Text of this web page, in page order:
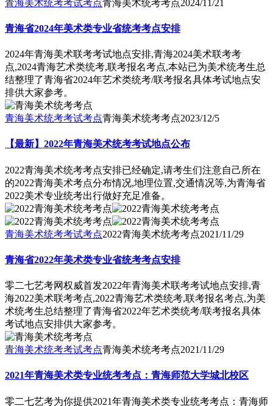
青海美术统考考试考点青海美术统考考点2024/11/21
青海省2024年美术类专业省统考考点安排
2024年青海美术联考考试地点安排,青海2024美术联考考
点,2024青海艺术类统考,联考报名考点,本站已为美术统考生总
结整理了青海省2024年艺术类统考/联考报名具体考试地点安
排供大家参考。
青海美术统考考试考点青海美术统考考点2023/12/5
【最新】2022年青海美术统考考试地点公布
2022青海美术统考考点安排已经确定,请考生们注意自己所在
的2022青海美术考点分布情况,地理位置,交通情况等,为青海省
2022美术专业统考出行做好充足准备。
青海美术统考考试考点2022青海美术统考考点2021/11/29
青海省2022年美术类专业省统考考点安排
零二七艺考网权威首发2022年青海美术联考考试地点安排,青
海2022美术联考考点,2022青海艺术类统考,联考报名考点,为美
术统考生总结整理了青海省2022年艺术类统考/联考报名具体
考试地点安排供大家参考。
青海美术统考考试考点青海美术统考考点2021/11/29
2021年青海美术类专业统考考点：青海师范大学城北校区
零二七艺考为你提供2021年青海美术类专业统考考点：青海师